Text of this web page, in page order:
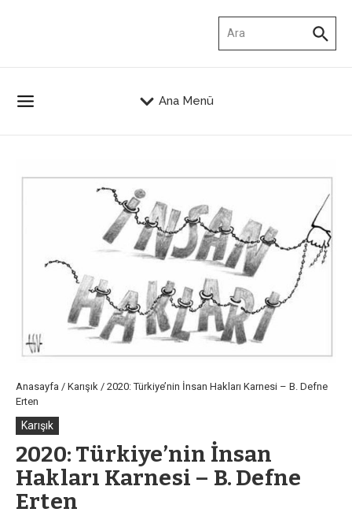
Ana Menü
Anasayfa / Karışık / 2020: Türkiye’nin İnsan Hakları Karnesi – B. Defne
Erten
Karışık
2020: Türkiye’nin İnsan
Hakları Karnesi – B. Defne
Erten